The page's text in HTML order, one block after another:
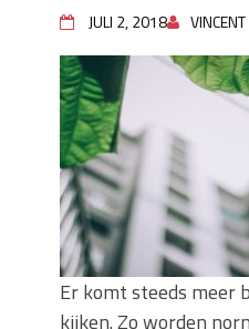
JULI 2, 2018
Er komt steeds meer
kijken. Zo worden